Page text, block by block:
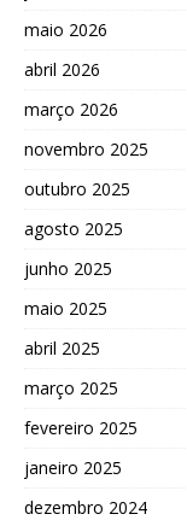
maio 2026
abril 2026
março 2026
novembro 2025
outubro 2025
agosto 2025
junho 2025
maio 2025
abril 2025
março 2025
fevereiro 2025
janeiro 2025
dezembro 2024